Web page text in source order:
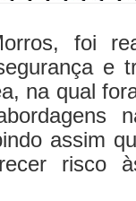
foi
e
na qual
assim
risco